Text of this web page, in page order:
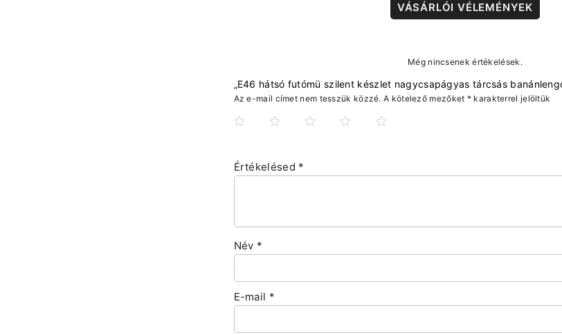
VÁSÁRLÓI VÉLEMÉNYEK
Még nincsenek értékelések.
„E46 hátsó futómü szilent készlet nagycsapágyas tárcsás
Az e-mail címet nem tesszük közzé. A kötelező mezőket * karakterrel jelöltük
Értékelésed *
Név *
E-mail *